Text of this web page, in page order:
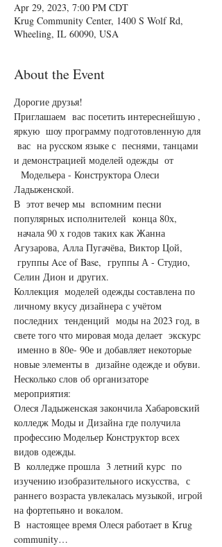
Apr 29, 2023, 7:00 PM CDT
Krug Community Center, 1400 S Wolf Rd,
Wheeling, IL 60090, USA
About the Event
Дорогие друзья!
Приглашаем  вас посетить интереснейшую ,
яркую  шоу программу подготовленную для
вас  на русском языке с  песнями, танцами
и демонстрацией моделей одежды  от
Модельера - Конструктора Олеси
Ладыженской.
В  этот вечер мы  вспомним песни
популярных исполнителей  конца 80х,
начала 90 х годов таких как Жанна
Агузарова, Алла Пугачёва, Виктор Цой,
группы Ace of Base,  группы А - Студио,
Селин Дион и других.
Коллекция  моделей одежды составлена по
личному вкусу дизайнера с учётом
последних  тенденций  моды на 2023 год, в
свете того что мировая мода делает  экскурс
именно в 80е- 90е и добавляет некоторые
новые элементы в  дизайне одежде и обуви.
Несколько слов об организаторе
мероприятия:
Олеся Ладыженская закончила Хабаровский
колледж Моды и Дизайна где получила
профессию Модельер Конструктор всех
видов одежды.
В  колледже прошла  3 летний курс  по
изучению изобразительного искусства,  с
раннего возраста увлекалась музыкой, игрой
на фортепьяно и вокалом.
В  настоящее время Олеся работает в Krug
community…